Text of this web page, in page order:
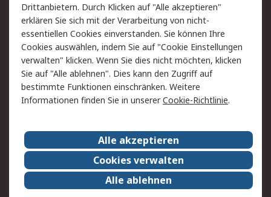
Rechtliches
AGB
Datenschutz
Cookie-Richtlinie
Zahlungsbedingungen
Copyright/Impressum
Über RS
Karriere bei RS
Nachhaltigkeit
Qualität/Umwelt/ZertifikatePresse-Center
Event-Center
Drittanbietern. Durch Klicken auf "Alle akzeptieren"
erklären Sie sich mit der Verarbeitung von nicht-
essentiellen Cookies einverstanden. Sie können Ihre
Cookies auswählen, indem Sie auf "Cookie Einstellungen
verwalten" klicken. Wenn Sie dies nicht möchten, klicken
Sie auf "Alle ablehnen". Dies kann den Zugriff auf
bestimmte Funktionen einschränken. Weitere
Informationen finden Sie in unsererCookie-Richtlinie.
Alle akzeptieren
Cookies verwalten
Alle ablehnen